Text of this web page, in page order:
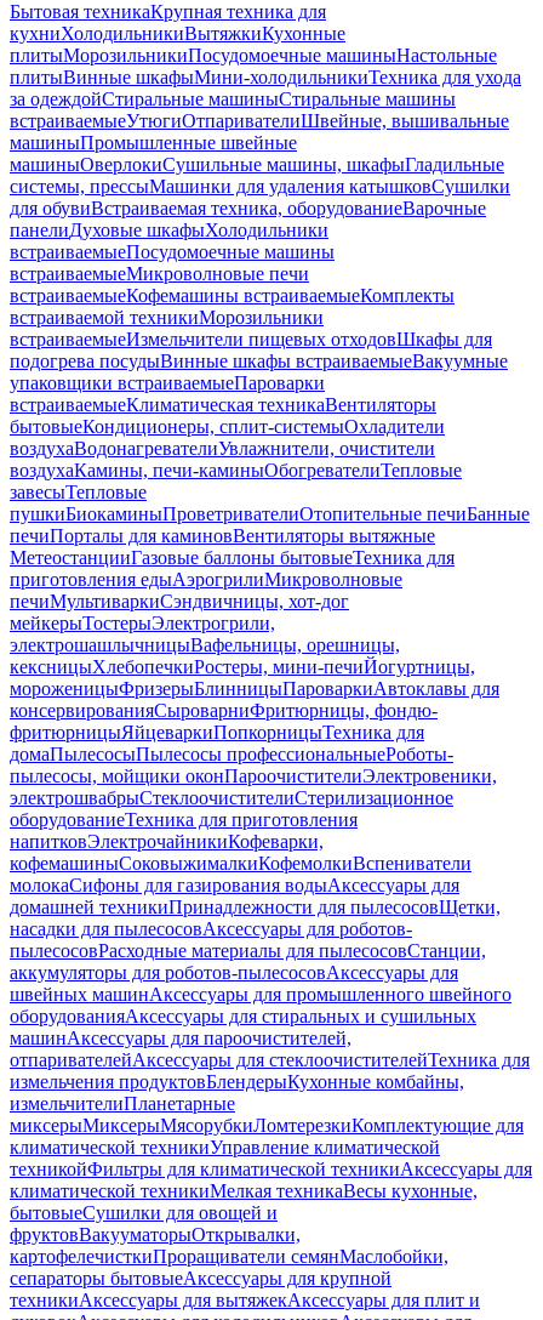
Бытовая техникаКрупная техника для
кухниХолодильникиВытяжкиКухонные
плитыМорозильникиПосудомоечные машиныНастольные
плитыВинные шкафыМини-холодильникиТехника для ухода
за одеждойСтиральные машиныСтиральные машины
встраиваемыеУтюгиОтпаривателиШвейные, вышивальные
машиныПромышленные швейные
машиныОверлокиСушильные машины, шкафыГладильные
системы, прессыМашинки для удаления катышковСушилки
для обувиВстраиваемая техника, оборудованиеВарочные
панелиДуховые шкафыХолодильники
встраиваемыеПосудомоечные машины
встраиваемыеМикроволновые печи
встраиваемыеКофемашины встраиваемыеКомплекты
встраиваемой техникиМорозильники
встраиваемыеИзмельчители пищевых отходовШкафы для
подогрева посудыВинные шкафы встраиваемыеВакуумные
упаковщики встраиваемыеПароварки
встраиваемыеКлиматическая техникаВентиляторы
бытовыеКондиционеры, сплит-системыОхладители
воздухаВодонагревателиУвлажнители, очистители
воздухаКамины, печи-каминыОбогревателиТепловые
завесыТепловые
пушкиБиокаминыПроветривателиОтопительные печиБанные
печиПорталы для каминовВентиляторы вытяжные
МетеостанцииГазовые баллоны бытовыеТехника для
приготовления едыАэрогрилиМикроволновые
печиМультиваркиСэндвичницы, хот-дог
мейкерыТостерыЭлектрогрили,
электрошашлычницыВафельницы, орешницы,
кексницыХлебопечкиРостеры, мини-печиЙогуртницы,
мороженицыФризерыБлинницыПароваркиАвтоклавы для
консервированияСыроварниФритюрницы, фондю-
фритюрницыЯйцеваркиПопкорницыТехника для
домаПылесосыПылесосы профессиональныеРоботы-
пылесосы, мойщики оконПароочистителиЭлектровеники,
электрошвабрыСтеклоочистителиСтерилизационное
оборудованиеТехника для приготовления
напитковЭлектрочайникиКофеварки,
кофемашиныСоковыжималкиКофемолкиВспениватели
молокаСифоны для газирования водыАксессуары для
домашней техникиПринадлежности для пылесосовЩетки,
насадки для пылесосовАксессуары для роботов-
пылесосовРасходные материалы для пылесосовСтанции,
аккумуляторы для роботов-пылесосовАксессуары для
швейных машинАксессуары для промышленного швейного
оборудованияАксессуары для стиральных и сушильных
машинАксессуары для пароочистителей,
отпаривателейАксессуары для стеклоочистителейТехника для
измельчения продуктовБлендерыКухонные комбайны,
измельчителиПланетарные
миксерыМиксерыМясорубкиЛомтерезкиКомплектующие для
климатической техникиУправление климатической
техникойФильтры для климатической техникиАксессуары для
климатической техникиМелкая техникаВесы кухонные,
бытовыеСушилки для овощей и
фруктовВакууматорыОткрывалки,
картофелечисткиПроращиватели семянМаслобойки,
сепараторы бытовыеАксессуары для крупной
техникиАксессуары для вытяжекАксессуары для плит и